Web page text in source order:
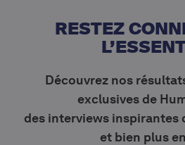
RESTEZ
Découvrez nos
exclusives de
des interviews inspirantes
et bien plus